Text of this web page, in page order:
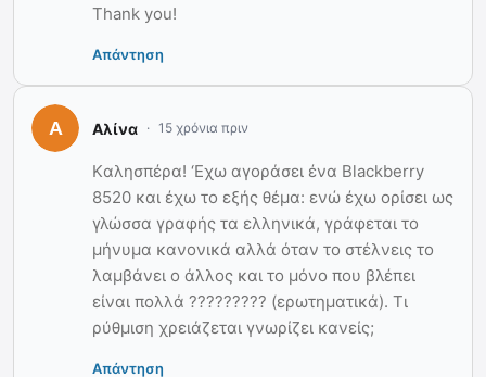
Thank you!
Απάντηση
Αλίνα 15 χρόνια πριν
Kαλησπέρα! ‘Εχω αγοράσει ένα Blackberry
8520 και έχω το εξής θέμα: ενώ έχω ορίσει ως
γλώσσα γραφής τα ελληνικά, γράφεται το
μήνυμα κανονικά αλλά όταν το στέλνεις το
λαμβάνει ο άλλος και το μόνο που βλέπει
είναι πολλά ????????? (ερωτηματικά). Τι
ρύθμιση χρειάζεται γνωρίζει κανείς;
Απάντηση